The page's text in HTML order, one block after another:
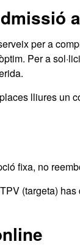
per a
Per a
lliures un
fixa, no
(targeta)